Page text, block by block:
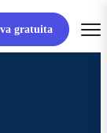
gratuita